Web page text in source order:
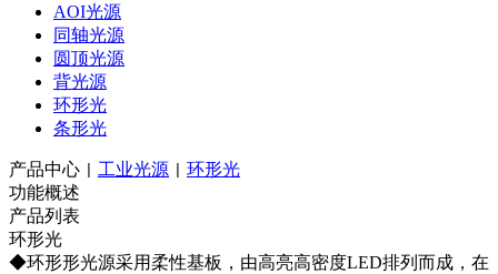
AOI光源
同轴光源
圆顶光源
背光源
环形光
条形光
产品中心 工业光源
环形光
功能概述
产品列表
环形光
◆环形形光源采用柔性基板，由高亮高密度LED排列而成，在